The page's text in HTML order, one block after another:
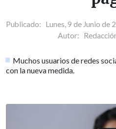
Publicado: Lunes, 9 de Junio de
Autor:
Muchos usuarios de redes
con la nueva medida.